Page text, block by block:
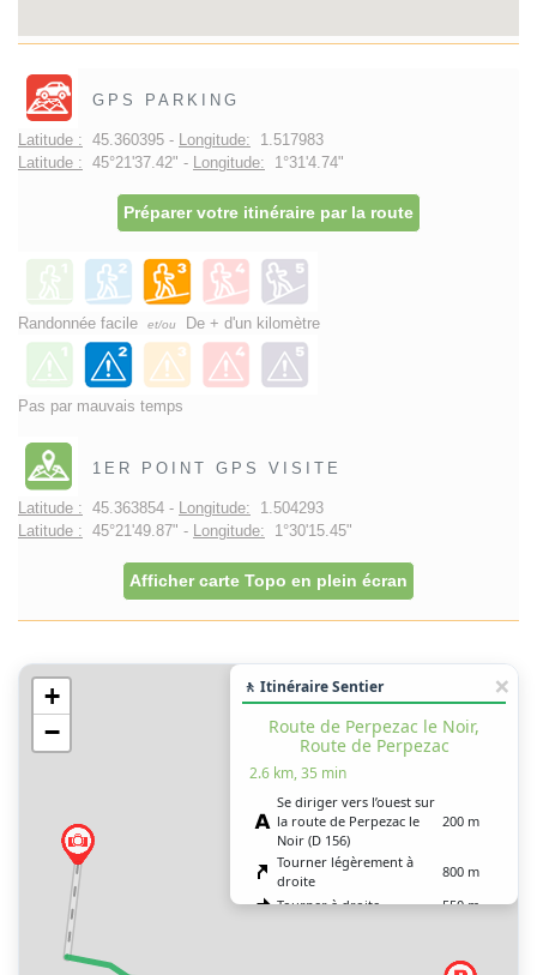
GPS PARKING
Latitude : 45.360395 - Longitude: 1.517983
Latitude : 45°21'37.42" - Longitude: 1°31'4.74"
Préparer votre itinéraire par la route
Randonnée facile et/ou De + d'un kilomètre
Pas par mauvais temps
1ER POINT GPS VISITE
Latitude : 45.363854 - Longitude: 1.504293
Latitude : 45°21'49.87" - Longitude: 1°30'15.45"
Afficher carte Topo en plein écran
+
−
🚶 Itinéraire Sentier
Route de Perpezac le Noir,
Route de Perpezac
2.6 km, 35 min
Se diriger vers l’ouest sur
la route de Perpezac le
Noir (D 156)
200 m
Tourner légèrement à
droite
800 m
Tourner à droite
550 m
900 m